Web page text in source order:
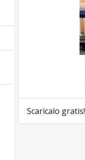
Scaricalo gratis!